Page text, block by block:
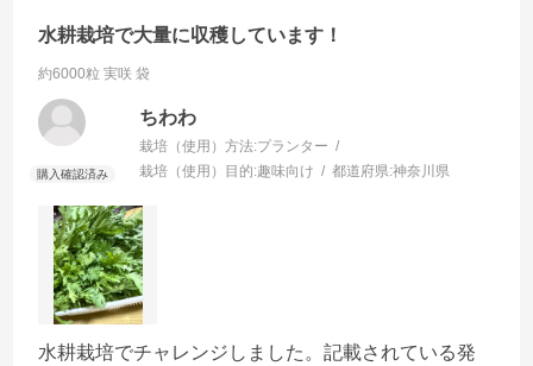
水耕栽培で大量に収穫しています！
約6000粒 実咲 袋
ちわわ
栽培（使用）方法:プランター
栽培（使用）目的:趣味向け 都道府県:神奈川県
水耕栽培でチャレンジしました。記載されている発